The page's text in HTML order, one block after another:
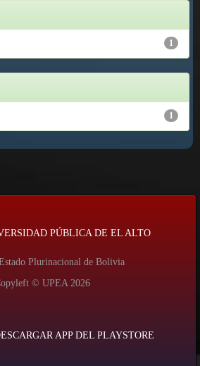
1
1
PÚBLICA DE EL ALTO
Plurinacional de Bolivia
© UPEA 2026
APP DEL PLAYSTORE